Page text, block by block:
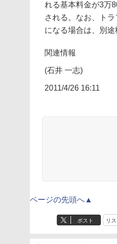
れる基本料金が3万
される。なお、ト
になる場合は、別途
関連情報
(石井 一志)
2011/4/26 16:11
ページの先頭へ▲
ポスト リス